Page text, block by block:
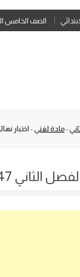
الصف الخامس
-مادة لغتي - اختبار
الثاني 1447